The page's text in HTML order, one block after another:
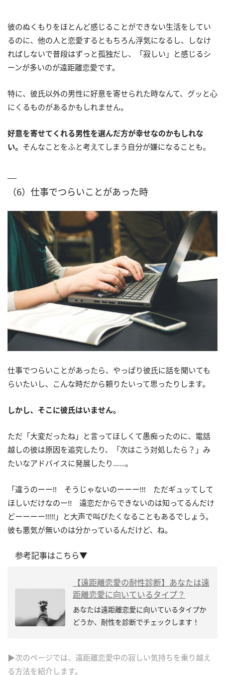
彼のぬくもりをほとんど感じることができない生活をしてい
るのに、他の人と恋愛するともちろん浮気になるし、しなけ
ればしないで普段はずっと孤独だし、「寂しい」と感じるシ
ーンが多いのが遠距離恋愛です。
特に、彼氏以外の男性に好意を寄せられた時なんて、グッと心
にくるものがあるかもしれません。
好意を寄せてくれる男性を選んだ方が幸せなのかもしれな
い。 そんなことをふと考えてしまう自分が嫌になることも。
（6）仕事でつらいことがあった時
仕事でつらいことがあったら、やっぱり彼氏に話を聞いても
らいたいし、こんな時だから頼りたいって思ったりします。
しかし、そこに彼氏はいません。
ただ「大変だったね」と言ってほしくて愚痴ったのに、電話
越しの彼は原因を追究したり、「次はこう対処したら？」み
たいなアドバイスに発展したり……。
「違うのーー!! そうじゃないのーーー!!! ただギュッてして
ほしいだけなのー!! 遠恋だからできないのは知ってるんだけ
どーーーー!!!!!」と大声で叫びたくなることもあるでしょう。
彼も悪気が無いのは分かっているんだけど、ね。
参考記事はこちら▼
【遠距離恋愛の耐性診断】あなたは遠
距離恋愛に向いているタイプ？
あなたは遠距離恋愛に向いているタイプか
どうか、耐性を診断でチェックします！
▶次のページでは、遠距離恋愛中の寂しい気持ちを乗り越え
る方法を紹介します。